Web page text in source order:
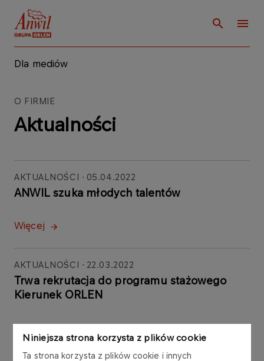
Niniejsza strona korzysta z plików cookie
Ta strona korzysta z plików cookie i innych
Dla mediów
O FIRMIE
Aktualności
AKTUALNOŚCI 05.04.2022
ANWIL szuka młodych talentów
Więcej
AKTUALNOŚCI 22.03.2022
Trwa rekrutacja do programu stażowego
Kierunek ORLEN
Więcej